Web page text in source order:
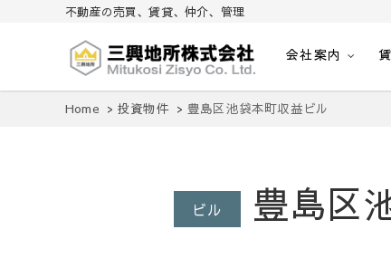
不動産の売買、賃貸、仲介、管理
三興地所株式会社
不動産の売買、賃貸、仲介、管理
会社案内
Home 投資物件 豊島区池袋本町収益ビル
ビル 豊島区